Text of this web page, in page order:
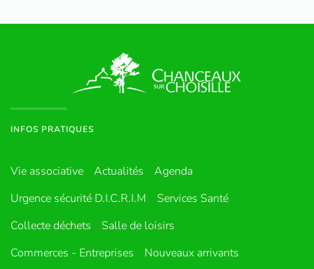
INFOS PRATIQUES
Vie associative Actualités
Agenda
Urgence sécurité D.I.C.R.I.M
Services Santé
Collecte déchets
Salle de loisirs
Commerces - Entreprises
Nouveaux arrivants